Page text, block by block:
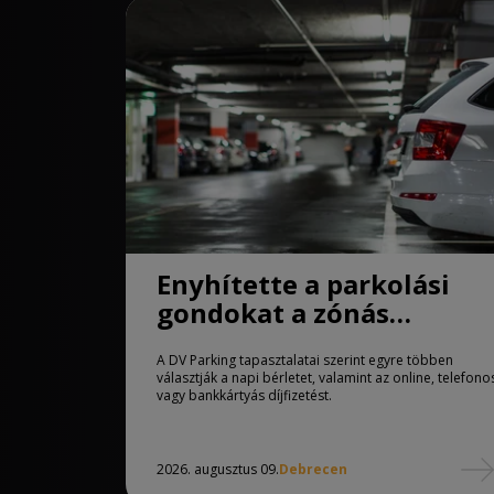
Enyhítette a parkolási
gondokat a zónás
rendszer Debrecenben
A DV Parking tapasztalatai szerint egyre többen
választják a napi bérletet, valamint az online,
vagy bankkártyás díjfizetést.
2026. augusztus 09.Debrecen